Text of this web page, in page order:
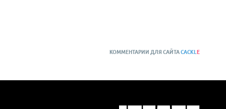
КОММЕНТАРИИ ДЛЯ САЙТАCACKL E